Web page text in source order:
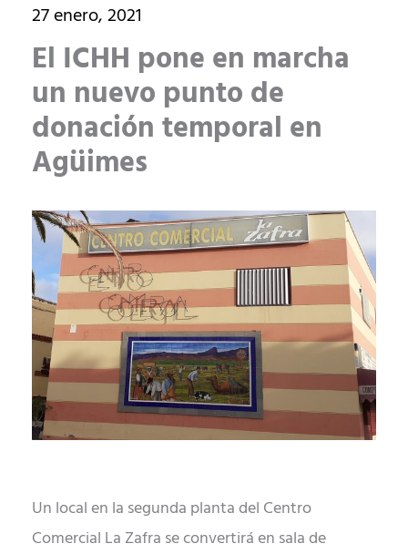
27 enero, 2021
El ICHH pone en marcha
un nuevo punto de
donación temporal en
Agüimes
Un local en la segunda planta del Centro
Comercial La Zafra se convertirá en sala de